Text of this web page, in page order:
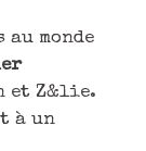
au monde
et Z&lie.
à un